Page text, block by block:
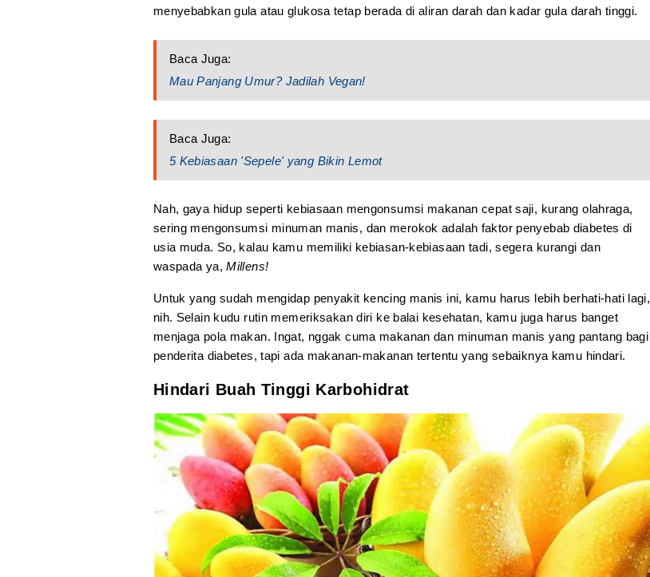
menyebabkan gula atau glukosa tetap berada di aliran darah dan kadar gula darah tinggi.
Baca Juga:
Mau Panjang Umur? Jadilah Vegan!
Baca Juga:
5 Kebiasaan 'Sepele' yang Bikin Lemot
Nah, gaya hidup seperti kebiasaan mengonsumsi makanan cepat saji, kurang olahraga,
sering mengonsumsi minuman manis, dan merokok adalah faktor penyebab diabetes di
usia muda. So, kalau kamu memiliki kebiasan-kebiasaan tadi, segera kurangi dan
waspada ya,Millens!
Untuk yang sudah mengidap penyakit kencing manis ini, kamu harus lebih berhati-hati lagi,
nih. Selain kudu rutin memeriksakan diri ke balai kesehatan, kamu juga harus banget
menjaga pola makan. Ingat, nggak cuma makanan dan minuman manis yang pantang bagi
penderita diabetes, tapi ada makanan-makanan tertentu yang sebaiknya kamu hindari.
Hindari Buah Tinggi Karbohidrat